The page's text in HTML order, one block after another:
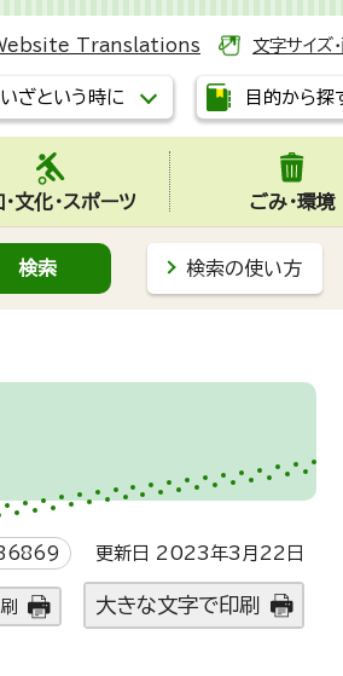
Translations 文字サイズ
いざという時に 目的から探
文化・スポーツ ごみ・環境
検索の使い方
更新日 2023年3月22日
大きな文字で印刷